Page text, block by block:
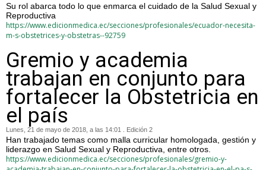
Su rol abarca todo lo que enmarca el cuidado de la Salud Sexual y
Reproductiva
https://www.edicionmedica.ec/secciones/profesionales/ecuador-necesita-
m-s-obstetrices-y-obstetras--92759
Gremio y academia
trabajan en conjunto para
fortalecer la Obstetricia en
el país
Lunes, 21 de mayo de 2018, a las 14:01 . Edición 2
Han trabajado temas como malla curricular homologada, gestión y
liderazgo en Salud Sexual y Reproductiva, entre otros.
https://www.edicionmedica.ec/secciones/profesionales/gremio-y-